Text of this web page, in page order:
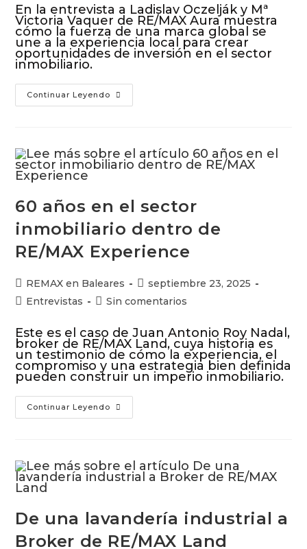
En la entrevista a Ladislav Oczelják y Mª
Victoria Vaquer de RE/MAX Aura muestra
cómo la fuerza de una marca global se
une a la experiencia local para crear
oportunidades de inversión en el sector
inmobiliario.
Continuar Leyendo
60 años en el sector
inmobiliario dentro de
RE/MAX Experience
REMAX en Baleares
septiembre 23, 2025
Entrevistas
Sin comentarios
Este es el caso de Juan Antonio Roy Nadal,
broker de RE/MAX Land, cuya historia es
un testimonio de cómo la experiencia, el
compromiso y una estrategia bien definida
pueden construir un imperio inmobiliario.
Continuar Leyendo
De una lavandería industrial a
Broker de RE/MAX Land